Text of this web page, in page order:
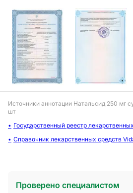
Источники аннотации Натальсид 250 мг
шт
Государственный реестр
Справочник лекарственных средств
Проверено специалистом